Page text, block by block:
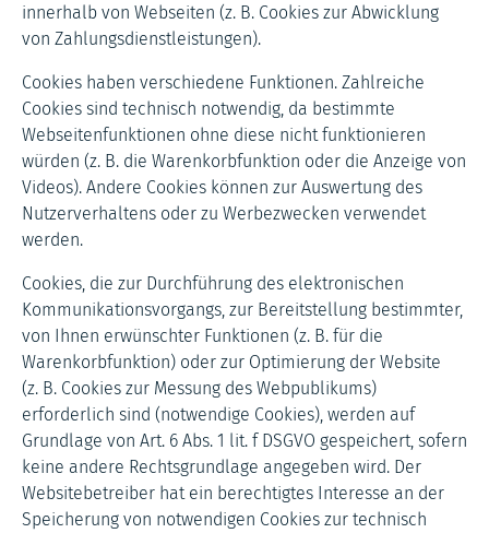
innerhalb von Webseiten (z. B. Cookies zur Abwicklung
von Zahlungsdienstleistungen).
Cookies haben verschiedene Funktionen. Zahlreiche
Cookies sind technisch notwendig, da bestimmte
Webseitenfunktionen ohne diese nicht funktionieren
würden (z. B. die Warenkorbfunktion oder die Anzeige von
Videos). Andere Cookies können zur Auswertung des
Nutzerverhaltens oder zu Werbezwecken verwendet
werden.
Cookies, die zur Durchführung des elektronischen
Kommunikationsvorgangs, zur Bereitstellung bestimmter,
von Ihnen erwünschter Funktionen (z. B. für die
Warenkorbfunktion) oder zur Optimierung der Website
(z. B. Cookies zur Messung des Webpublikums)
erforderlich sind (notwendige Cookies), werden auf
Grundlage von Art. 6 Abs. 1 lit. f DSGVO gespeichert, sofern
keine andere Rechtsgrundlage angegeben wird. Der
Websitebetreiber hat ein berechtigtes Interesse an der
Speicherung von notwendigen Cookies zur technisch